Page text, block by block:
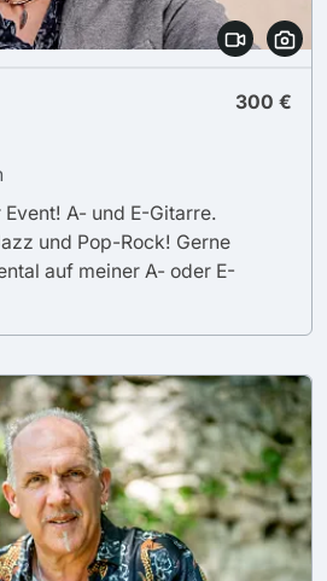
300 €
A- und E-Gitarre.
und Pop-Rock! Gerne
auf meiner A- oder E-